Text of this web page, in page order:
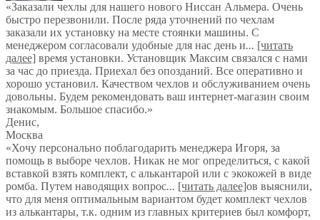
«Заказали чехлы для нашего нового Ниссан Альмера. Очень
быстро перезвонили. После ряда уточнений по чехлам
заказали их установку на месте стоянки машины. С
менеджером согласовали удобные для нас день и... [читать
далее] время установки. Установщик Максим связался с нами
за час до приезда. Приехал без опозданий. Все оперативно и
хорошо установил. Качеством чехлов и обслуживанием очень
довольны. Будем рекомендовать ваш интернет-магазин своим
знакомым. Большое спасибо.»
Денис,
Москва
«Хочу персонально поблагодарить менеджера Игоря, за
помощь в выборе чехлов. Никак не мог определиться, с какой
вставкой взять комплект, с алькантарой или с экокожей в виде
ромба. Путем наводящих вопрос... [читать далее]ов выяснили,
что для меня оптимальным вариантом будет комплект чехлов
из алькантары, т.к. одним из главных критериев был комфорт,